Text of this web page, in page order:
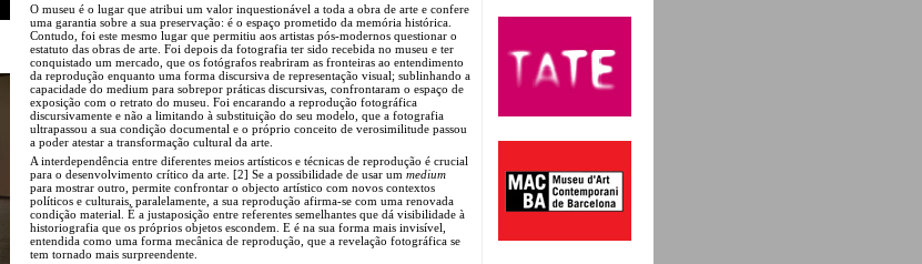
O museu é o lugar que atribui um valor inquestionável a toda a obra de arte e confere
uma garantia sobre a sua preservação: é o espaço prometido da memória histórica.
Contudo, foi este mesmo lugar que permitiu aos artistas pós-modernos questionar o
estatuto das obras de arte. Foi depois da fotografia ter sido recebida no museu e ter
conquistado um mercado, que os fotógrafos reabriram as fronteiras ao entendimento
da reprodução enquanto uma forma discursiva de representação visual; sublinhando a
capacidade do medium para sobrepor práticas discursivas, confrontaram o espaço de
exposição com o retrato do museu. Foi encarando a reprodução fotográfica
discursivamente e não a limitando à substituição do seu modelo, que a fotografia
ultrapassou a sua condição documental e o próprio conceito de verosimilitude passou
a poder atestar a transformação cultural da arte.
A interdependência entre diferentes meios artísticos e técnicas de reprodução é crucial
para o desenvolvimento crítico da arte. [2] Se a possibilidade de usar um medium
para mostrar outro, permite confrontar o objecto artístico com novos contextos
políticos e culturais, paralelamente, a sua reprodução afirma-se com uma renovada
condição material. É a justaposição entre referentes semelhantes que dá visibilidade à
historiografia que os próprios objetos escondem. E é na sua forma mais invisível,
entendida como uma forma mecânica de reprodução, que a revelação fotográfica se
tem tornado mais surpreendente.